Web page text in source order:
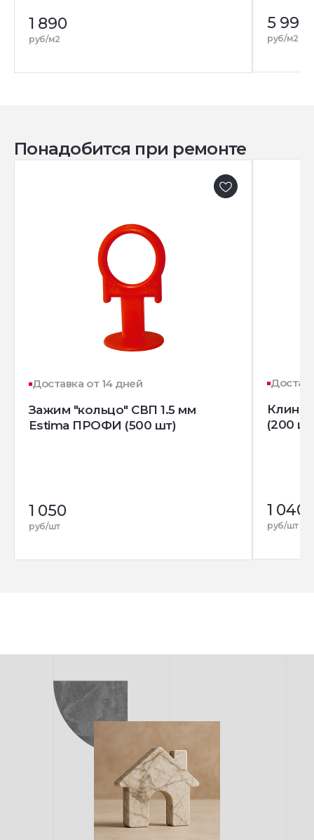
1 890
руб/м2
5 990
руб/м2
Понадобится при ремонте
Доставка от 14 дней
Зажим "кольцо" СВП 1.5 мм
Estima ПРОФИ (500 шт)
1 050
руб/шт
Клин
(200
1 040
руб/шт